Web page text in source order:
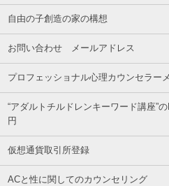
自由の子創造の家の構想
お問い合わせ メールアドレス
プロフェッショナル心理カウンセラー
“アダルトチルドレンキーワード講座”
円
仮想通貨取引所登録
ACと性に関してのカウンセリング